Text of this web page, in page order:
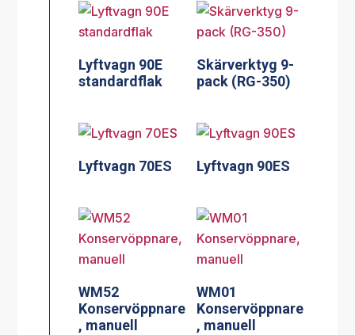
Lyftvagn 90E
standardflak
Skärverktyg 9-
pack (RG-350)
Lyftvagn 70ES Lyftvagn 90ES
WM52
Konservöppnare
, manuell
WM01
Konservöppnare
, manuell